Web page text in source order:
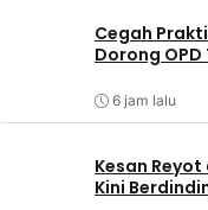
Cegah
Dorong
6 jam lalu
Kesan
Kini